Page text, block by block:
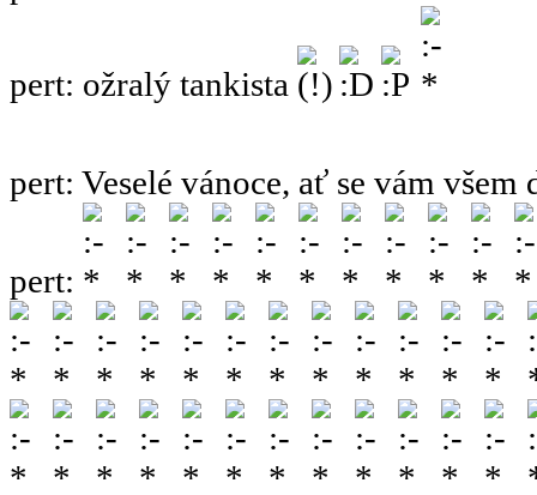
pert: ožralý tankista
pert: Veselé vánoce, ať se vám všem
pert: